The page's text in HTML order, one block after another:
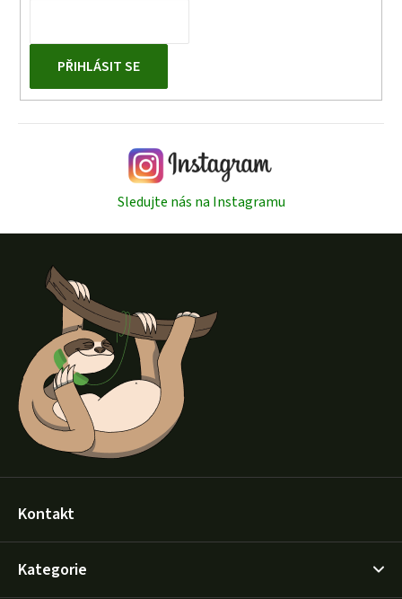
PŘIHLÁSIT SE
Sledujte nás na Instagramu
Kontakt
Kategorie